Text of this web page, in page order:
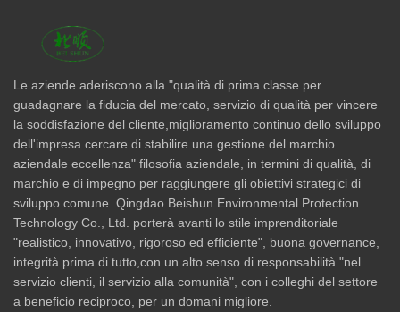
Le aziende aderiscono alla "qualità di prima classe per
guadagnare la fiducia del mercato, servizio di qualità per vincere
la soddisfazione del cliente,miglioramento continuo dello sviluppo
dell'impresa cercare di stabilire una gestione del marchio
aziendale eccellenza" filosofia aziendale, in termini di qualità, di
marchio e di impegno per raggiungere gli obiettivi strategici di
sviluppo comune. Qingdao Beishun Environmental Protection
Technology Co., Ltd. porterà avanti lo stile imprenditoriale
"realistico, innovativo, rigoroso ed efficiente", buona governance,
integrità prima di tutto,con un alto senso di responsabilità "nel
servizio clienti, il servizio alla comunità", con i colleghi del settore
a beneficio reciproco, per un domani migliore.